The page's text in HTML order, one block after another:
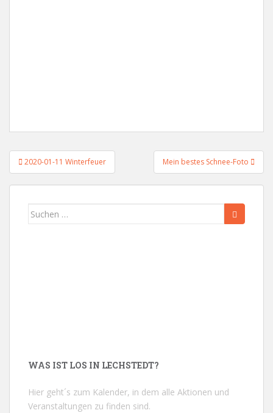
Beitragsnavigation
2020-01-11 Winterfeuer Mein bestes Schnee-Foto
Suchen
WAS IST LOS IN LECHSTEDT?
Hier geht´s zum Kalender, in dem alle Aktionen und
Veranstaltungen zu finden sind.